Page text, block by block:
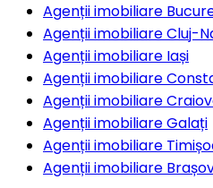
Agenții imobiliare
Agenții imobiliareCluj-
Agenții imobiliare Iași
Agenții imobiliare
Agenții imobiliare
Agenții imobiliareGalați
Agenții imobiliare
Agenții imobiliare